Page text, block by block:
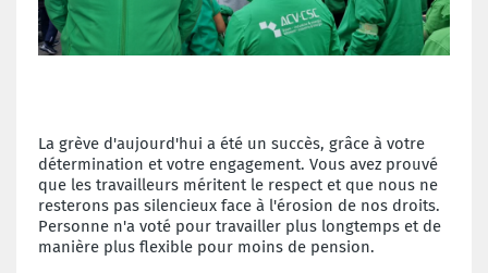
La grève d'aujourd'hui a été un succès, grâce à votre
détermination et votre engagement. Vous avez prouvé
que les travailleurs méritent le respect et que nous ne
resterons pas silencieux face à l'érosion de nos droits.
Personne n'a voté pour travailler plus longtemps et de
manière plus flexible pour moins de pension.